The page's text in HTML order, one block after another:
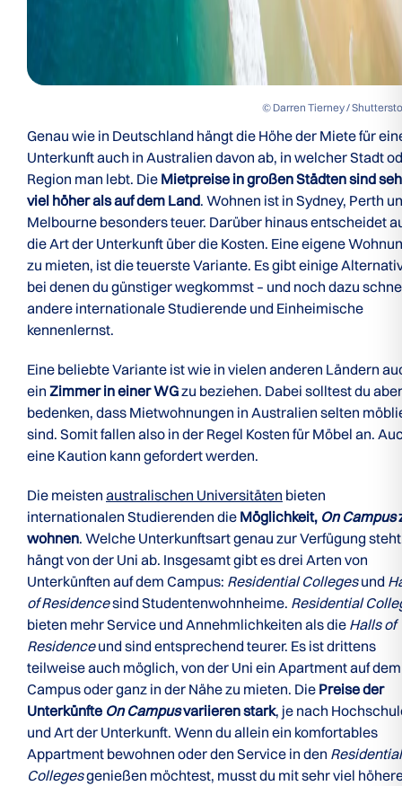
© Darren Tierney /
Genau wie in Deutschland hängt die Höhe der Miete für
Unterkunft auch in Australien davon ab, in welcher Stadt
Region man lebt. Die Mietpreise in großen Städten sind
viel höher als auf dem Land. Wohnen ist in Sydney, Perth
Melbourne besonders teuer. Darüber hinaus entscheidet
die Art der Unterkunft über die Kosten. Eine eigene
zu mieten, ist die teuerste Variante. Es gibt einige
bei denen du günstiger wegkommst – und noch dazu
andere internationale Studierende und Einheimische
kennenlernst.
Eine beliebte Variante ist wie in vielen anderen Ländern
ein Zimmer in einer WGzu beziehen. Dabei solltest du aber
bedenken, dass Mietwohnungen in Australien selten
sind. Somit fallen also in der Regel Kosten für Möbel an.
eine Kaution kann gefordert werden.
Die meisten australischen Universitäten bieten
internationalen Studierenden die Möglichkeit, On Campus
wohnen. Welche Unterkunftsart genau zur Verfügung
hängt von der Uni ab. Insgesamt gibt es drei Arten von
Unterkünften auf dem Campus: Residential Collegesund
of Residencesind Studentenwohnheime. Residential
bieten mehr Service und Annehmlichkeiten als die Halls of
Residenceund sind entsprechend teurer. Es ist drittens
teilweise auch möglich, von der Uni ein Apartment auf dem
Campus oder ganz in der Nähe zu mieten. Die Preise der
Unterkünfte On Campusvariieren stark, je nach
und Art der Unterkunft. Wenn du allein ein komfortables
Appartment bewohnen oder den Service in den Residential
Collegesgenießen möchtest, musst du mit sehr viel